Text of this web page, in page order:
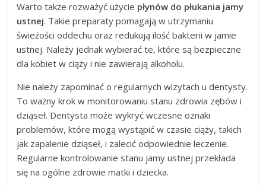
Warto także rozważyć użycie płynów do płukania jamy
ustnej. Takie preparaty pomagają w utrzymaniu
świeżości oddechu oraz redukują ilość bakterii w jamie
ustnej. Należy jednak wybierać te, które są bezpieczne
dla kobiet w ciąży i nie zawierają alkoholu.
Nie należy zapominać o regularnych wizytach u dentysty.
To ważny krok w monitorowaniu stanu zdrowia zębów i
dziąseł. Dentysta może wykryć wczesne oznaki
problemów, które mogą wystąpić w czasie ciąży, takich
jak zapalenie dziąseł, i zalecić odpowiednie leczenie.
Regularne kontrolowanie stanu jamy ustnej przekłada
się na ogólne zdrowie matki i dziecka.